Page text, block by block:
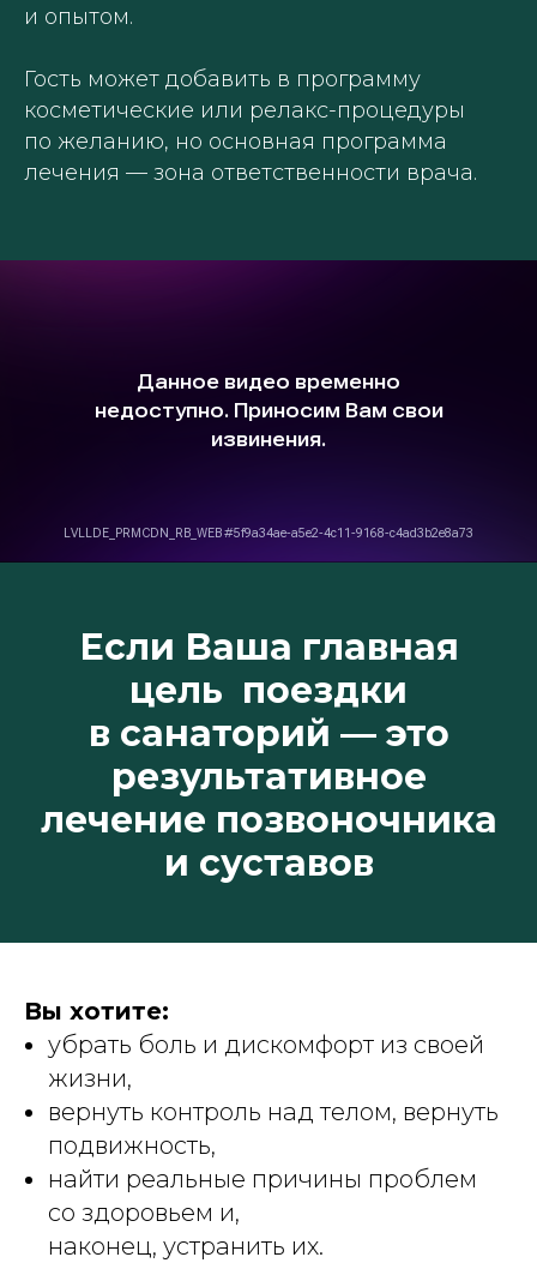
и опытом.
Гость может добавить в программу
косметические или релакс-процедуры
по желанию, но основная программа
лечения — зона ответственности врача.
Если Ваша главная
цель поездки
в санаторий — это
результативное
лечение позвоночника
и суставов
Вы хотите:
убрать боль и дискомфорт из своей
жизни,
вернуть контроль над телом, вернуть
подвижность,
найти реальные причины проблем
со здоровьем и,
наконец, устранить их.